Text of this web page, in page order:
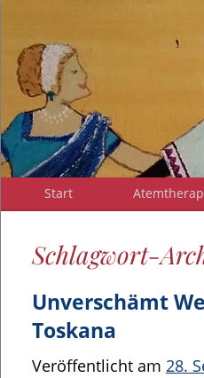
Start
Schlagwort-
Unverschämt
Toskana
Veröffentlicht am 28.